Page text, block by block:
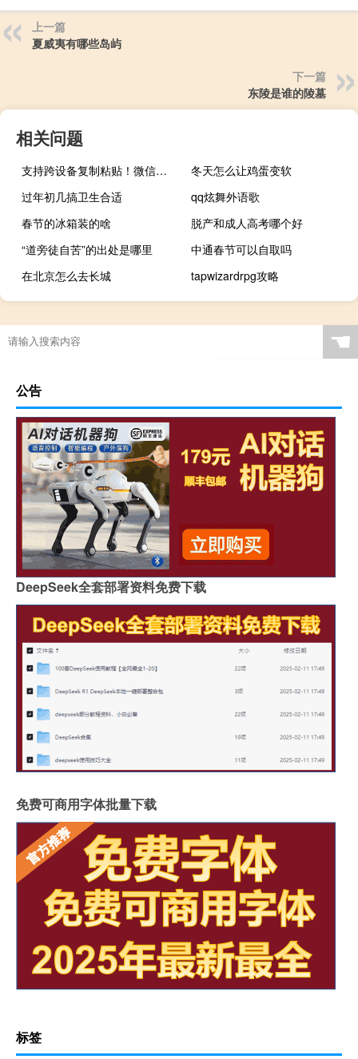
上一篇
夏威夷有哪些岛屿
下一篇
东陵是谁的陵墓
相关问题
支持跨设备复制粘贴！微信输入法手机1.2.0正式版发布
冬天怎么让鸡蛋变软
过年初几搞卫生合适
qq炫舞外语歌
春节的冰箱装的啥
脱产和成人高考哪个好
“道旁徒自苦”的出处是哪里
中通春节可以自取吗
在北京怎么去长城
tapwizardrpg攻略
☚
公告
DeepSeek全套部署资料免费下载
免费可商用字体批量下载
标签